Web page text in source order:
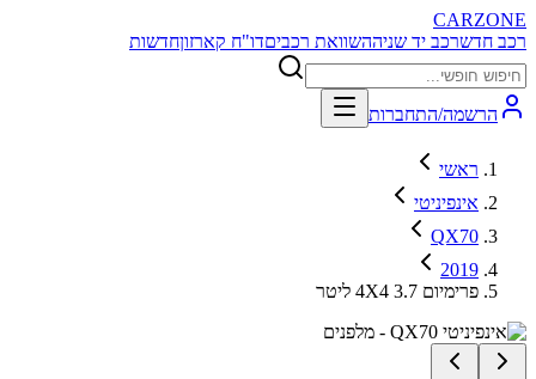
CARZONE
רכב חדשרכב יד שניההשוואת רכביםדו"ח קארזוןחדשות
הרשמה/התחברות
ראשי
אינפיניטי
QX70
2019
פרימיום 4X4 3.7 ליטר